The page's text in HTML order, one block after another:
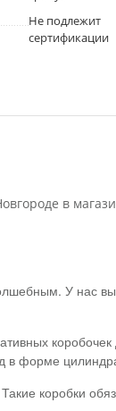
Не подлежит
сертификации
в
У нас
форме
коробки